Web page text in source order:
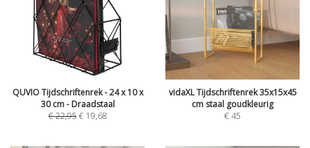
QUVIO Tijdschriftenrek - 24 x 10 x
30 cm - Draadstaal
€22,95 € 19,68
vidaXL Tijdschriftenrek 35x15x45
cm staal goudkleurig
€45